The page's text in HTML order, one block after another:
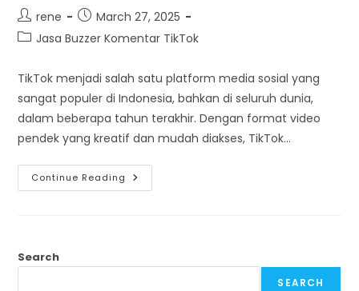
Post
author:
rene
Post
published:
March 27, 2025
PostJasa Buzzer Komentar TikTok
TikTok menjadi salah satu platform media sosial yang
sangat populer di Indonesia, bahkan di seluruh dunia,
dalam beberapa tahun terakhir. Dengan format video
pendek yang kreatif dan mudah diakses, TikTok…
Continue Reading Sesuaikan
Komentar
TikTok
Search
SEARCH